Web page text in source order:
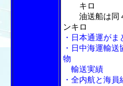
キロ
油送船は同４
ンキロ
・日本通運が
・日中海運輸
物
輸送実績
・全内航と海